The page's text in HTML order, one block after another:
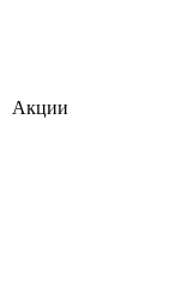
Акции